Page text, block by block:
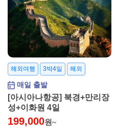
해외여행 3박4일 해외
매일 출발
[아시아나항공] 북경+만리장
성+이화원 4일
199,000원~